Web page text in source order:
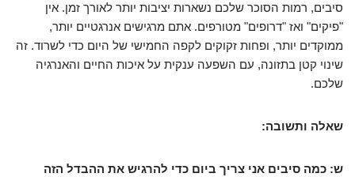
סיבים, רמות הסוכר שלכם נשארות יציבות יותר לאורך זמן. אין
"פיקים" ואז "דרופים" מטורפים. אתם מרגישים אנרגטיים יותר,
ממוקדים יותר, ופחות זקוקים לקפה החמישי של היום כדי לשרוד. זה
שינוי קטן בתזונה, עם השפעה ענקית על איכות החיים והאנרגיה
שלכם.
שאלה ותשובה:
ש: כמה סיבים אני צריך ביום כדי להרגיש את ההבדל הזה